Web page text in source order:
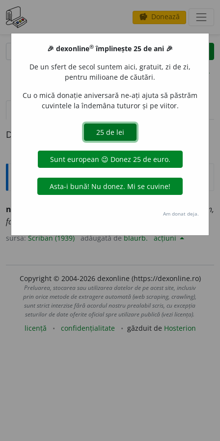
savings Donează
clear
opțiuni
definiții (1) pronunțievolume_up (7)
Definiția cu ID-ul 696077:
Explicative DEX
nesocotít, -ă
om,
fapt nesocotit.
sursa:Scriban (1939) adăugată deblaurb. acțiuni
Copyright © 2004-2026 dexonline (https://dexonline.ro)
Preluarea, stocarea sau utilizarea datelor de pe acest site, inclusiv
prin orice metode de extragere automată (web scraping, crawling),
sunt strict interzise fără acordul nostru prealabil scris, cu excepția
seturilor de date oferite oficial spre utilizare publică (vezi licența).
licență confidențialitate găzduit de Hosterion
🎉 dexonline® împlinește 25 de ani 🎉
De un sfert de secol suntem aici, gratuit, zi de zi,
pentru milioane de căutări.
Cu o mică donație aniversară ne-ați ajuta să păstrăm
cuvintele la îndemâna tuturor și pe viitor.
Am donat deja.